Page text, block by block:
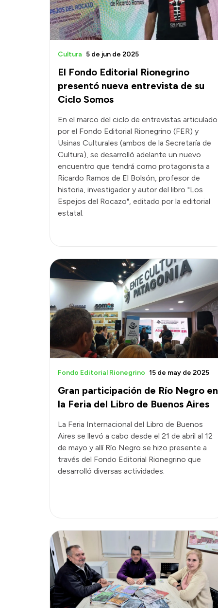
El Fondo Editorial Rionegrino
presentó nueva entrevista de su
Ciclo Somos
Cultura 5 de jun de 2025
En el marco del ciclo de entrevistas articulado
por el Fondo Editorial Rionegrino (FER) y
Usinas Culturales (ambos de la Secretaría de
Cultura), se desarrolló adelante un nuevo
encuentro que tendrá como protagonista a
Ricardo Ramos de El Bolsón, profesor de
historia, investigador y autor del libro "Los
Espejos del Rocazo", editado por la editorial
estatal.
Gran participación de Río Negro en
la Feria del Libro de Buenos Aires
Fondo Editorial Rionegrino 15 de may de 2025
La Feria Internacional del Libro de Buenos
Aires se llevó a cabo desde el 21 de abril al 12
de mayo y allí Río Negro se hizo presente a
través del Fondo Editorial Rionegrino que
desarrolló diversas actividades.